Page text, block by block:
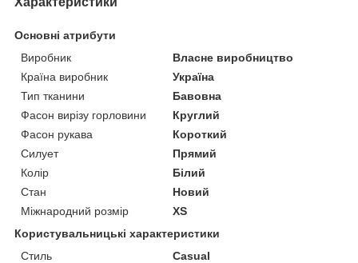
Основні атрибути
Виробник
Власне виробництво
Країна виробник
Україна
Тип тканини
Бавовна
Фасон вирізу горловини
Круглий
Фасон рукава
Короткий
Силует
Прямий
Колір
Білий
Стан
Новий
Міжнародний розмір
XS
Користувальницькі характеристики
Стиль
Casual